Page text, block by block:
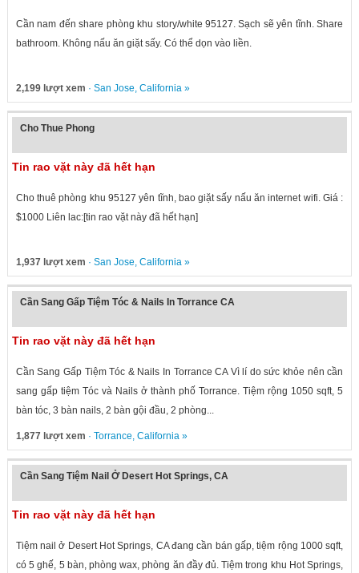
Cần nam đến share phòng khu story/white 95127. Sạch sẽ yên tĩnh. Share
bathroom. Không nấu ăn giặt sấy. Có thể dọn vào liền.
2,199 lượt xem · San Jose, California»
Cho Thue Phong
Tin rao vặt này đã hết hạn
Cho thuê phòng khu 95127 yên tĩnh, bao giặt sấy nấu ăn internet wifi. Giá :
$1000 Liên lac:[tin rao vặt này đã hết hạn]
1,937 lượt xem · San Jose, California»
Cần Sang Gấp Tiệm Tóc & Nails In Torrance CA
Tin rao vặt này đã hết hạn
Cần Sang Gấp Tiệm Tóc & Nails In Torrance CA Vì lí do sức khỏe nên cần
sang gấp tiệm Tóc và Nails ở thành phố Torrance. Tiệm rộng 1050 sqft, 5
bàn tóc, 3 bàn nails, 2 bàn gội đầu, 2 phòng...
1,877 lượt xem · Torrance, California»
Cần Sang Tiệm Nail Ở Desert Hot Springs, CA
Tin rao vặt này đã hết hạn
Tiệm nail ở Desert Hot Springs, CA đang cần bán gấp, tiệm rộng 1000 sqft,
có 5 ghế, 5 bàn, phòng wax, phòng ăn đầy đủ. Tiệm trong khu Hot Springs,